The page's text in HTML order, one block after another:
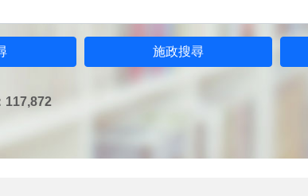
施政搜尋
117,872